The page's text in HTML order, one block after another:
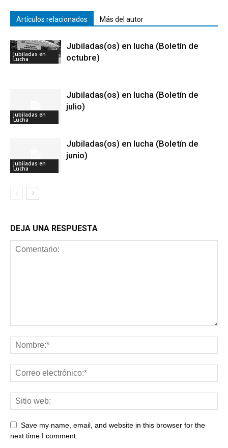
Artículos relacionados Más del autor
Jubiladas en
Lucha
Jubiladas(os) en lucha (Boletín de
octubre)
Jubiladas en
Lucha
Jubiladas(os) en lucha (Boletín de
julio)
Jubiladas en
Lucha
Jubiladas(os) en lucha (Boletín de
junio)
DEJA UNA RESPUESTA
Save my name, email, and website in this browser for the
next time I comment.